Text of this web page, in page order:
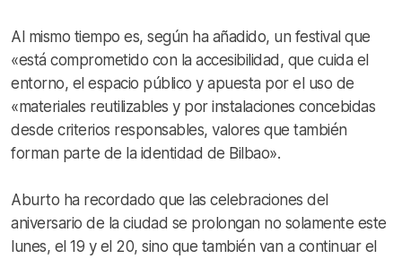
Al mismo tiempo es, según ha añadido, un festival que
«está comprometido con la accesibilidad, que cuida el
entorno, el espacio público y apuesta por el uso de
«materiales reutilizables y por instalaciones concebidas
desde criterios responsables, valores que también
forman parte de la identidad de Bilbao».
Aburto ha recordado que las celebraciones del
aniversario de la ciudad se prolongan no solamente este
lunes, el 19 y el 20, sino que también van a continuar el